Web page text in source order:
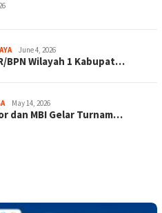
June 4, 2026
BPN Wilayah 1 Kabupat…
May 14, 2026
dan MBI Gelar Turnam…